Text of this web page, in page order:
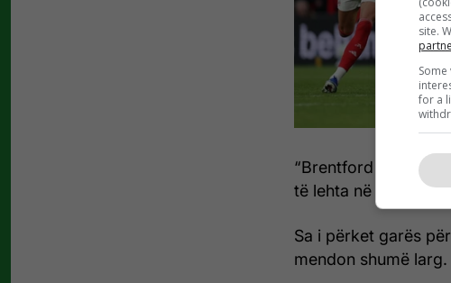
“Brentford u mbrojt
të lehta në Premier
Sa i përket garës
mendon shumë larg.
site.
for a